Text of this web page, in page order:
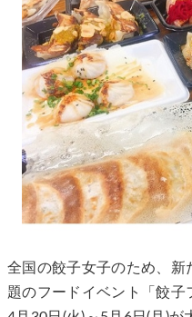
全国の餃子女子のため、新
題のフードイベント「餃子